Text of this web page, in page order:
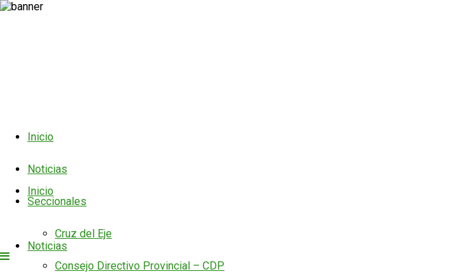
Inicio
Noticias
Seccionales
Cruz del Eje
Consejo Directivo Provincial – CDP
Inicio
Noticias